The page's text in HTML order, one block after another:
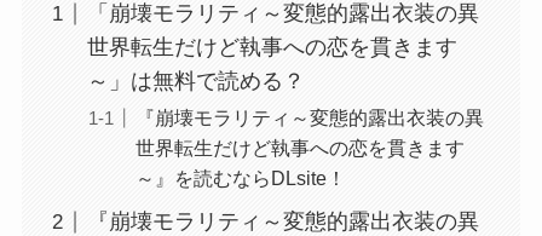
「崩壊モラリティ～変態的露出衣装の異
世界転生だけど執事への恋を貫きます
～」は無料で読める？
『崩壊モラリティ～変態的露出衣装の異
世界転生だけど執事への恋を貫きます
～』を読むならDLsite！
『崩壊モラリティ～変態的露出衣装の異